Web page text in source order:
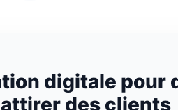
digitale pour
des clients